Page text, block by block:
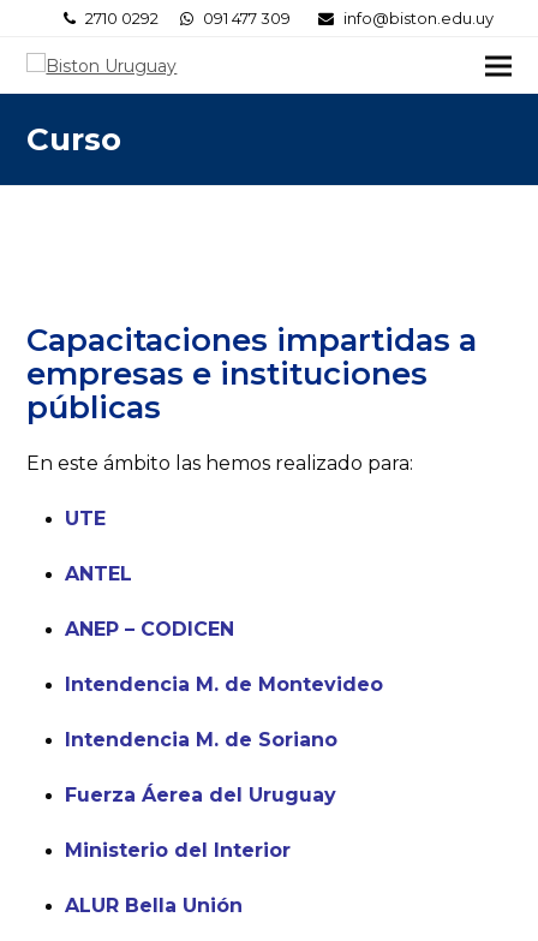
2710 0292 091 477 309 info@biston.edu.uy
Curso
Capacitaciones impartidas a
empresas e instituciones
públicas
En este ámbito las hemos realizado para:
UTE
ANTEL
ANEP – CODICEN
Intendencia M. de Montevideo
Intendencia M. de Soriano
Fuerza Áerea del Uruguay
Ministerio del Interior
ALUR Bella Unión